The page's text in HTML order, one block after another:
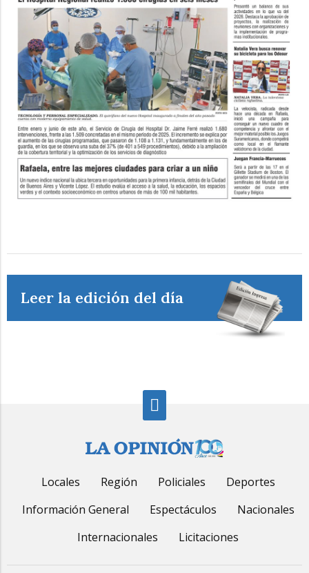
Leer la edición del día
Locales Región Policiales
Deportes
Información General
Espectáculos
Nacionales
Internacionales
Licitaciones